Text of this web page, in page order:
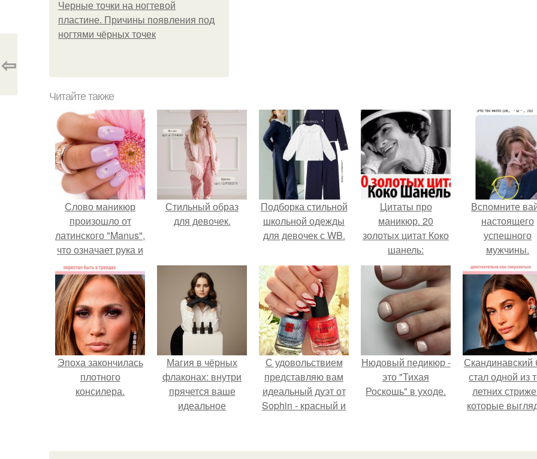
Черные точки на ногтевой
пластине. Причины появления под
ногтями чёрных точек
⇦
Читайте также
Слово маникюр
произошло от
латинского "Manus",
что означает рука и
"Cure"- уход.
Стильный образ
для девочек.
Подборка стильной
школьной одежды
для девочек с WB.
Цитаты про
маникюр. 20
золотых цитат Коко
шанель:
Вспомните
настоящего
успешного
мужчины.
Эпоха закончилась
плотного
консилера.
Магия в чёрных
флаконах: внутри
прячется ваше
идеальное
С удовольствием
представляю вам
идеальный дуэт от
Sophin - красный и
номер 0262.
Нюдовый педикюр -
это "Тихая
Роскошь" в уходе.
Скандинавский
стал одной из
летних
которые